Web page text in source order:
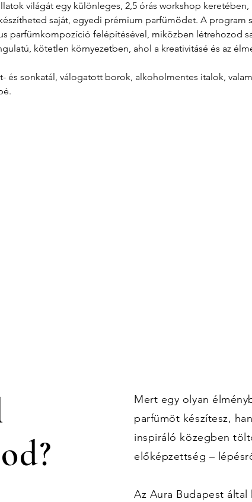
világát egy különleges, 2,5 órás workshop
saját, egyedi prémium parfümödet. A program
parfümkompozíció felépítésével, miközben létrehozod
kötetlen környezetben, ahol a kreativitásé és az
és sonkatál, válogatott borok, alkoholmentes italok,
Mert egy olyan
parfümöt készítesz,
inspiráló közegben
előképzettség –
Az Aura Budapest